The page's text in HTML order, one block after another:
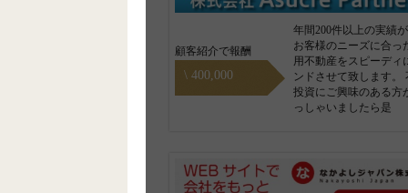
年間200件以上の実績
お客様のニーズに合っ
用不動産をスピーディ
ンドさせて致します。
投資にご興味のある方
っしゃいましたら是
\ 400,000
顧客紹介で報酬